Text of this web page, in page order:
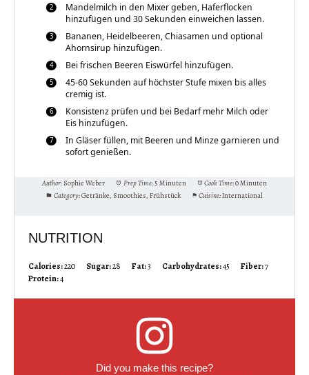
Mandelmilch in den Mixer geben, Haferflocken
hinzufügen und 30 Sekunden einweichen lassen.
Bananen, Heidelbeeren, Chiasamen und optional
Ahornsirup hinzufügen.
Bei frischen Beeren Eiswürfel hinzufügen.
45-60 Sekunden auf höchster Stufe mixen bis alles
cremig ist.
Konsistenz prüfen und bei Bedarf mehr Milch oder
Eis hinzufügen.
In Gläser füllen, mit Beeren und Minze garnieren und
sofort genießen.
Author: Sophie Weber Prep Time: 5 Minuten Cook Time:0 Minuten
Category:Getränke, Smoothies, Frühstück Cuisine:International
NUTRITION
Calories:220 Sugar:28 Fat:3 Carbohydrates:45 Fiber:7
Protein:4
Did you make this recipe?